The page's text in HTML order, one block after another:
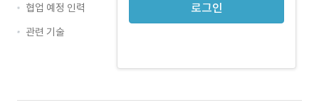
로그인
협업 예정 인력
관련 기술